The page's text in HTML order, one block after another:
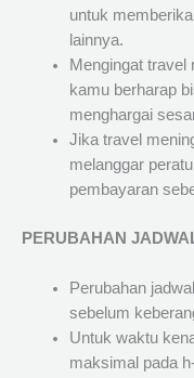
untuk
lainnya.
Mengingat
kamu berharap
menghargai
Jika travel
melanggar
pembayaran
PERUBAHAN
Perubahan
sebelum
Untuk waktu
maksimal pada